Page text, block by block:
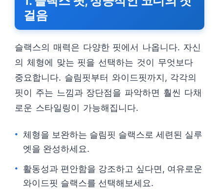
걸음
슬랙스의 매력은 다양한 핏에서 나옵니다. 자신
의 체형에 맞는 핏을 선택하는 것이 무엇보다
중요합니다. 슬림핏부터 와이드핏까지, 각각의
핏이 주는 느낌과 장단점을 파악하면 훨씬 다채
로운 스타일링이 가능해집니다.
체형을 보완하는 슬림핏 슬랙스로 세련된 실루
엣을 완성하세요.
활동성과 편안함을 강조하고 싶다면, 여유로운
와이드핏 슬랙스를 선택해보세요.